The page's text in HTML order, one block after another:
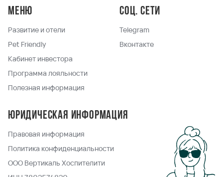
Меню
Развитие и отели
Pet Friendly
Кабинет инвестора
Программа лояльности
Полезная информация
Соц. сети
Telegram
Вконтакте
Юридическая информация
Правовая информация
Политика конфиденциальности
ООО Вертикаль Хоспителити